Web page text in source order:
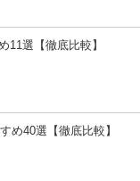
11選【徹底比較】
め40選【徹底比較】